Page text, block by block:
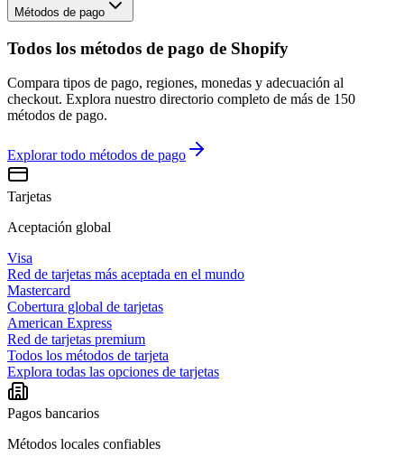
Métodos de pago
Todos los métodos de pago de Shopify
Compara tipos de pago, regiones, monedas y adecuación al
checkout. Explora nuestro directorio completo de más de 150
métodos de pago.
Explorar todo métodos de pago
Tarjetas
Aceptación global
Visa
Red de tarjetas más aceptada en el mundo
Mastercard
Cobertura global de tarjetas
American Express
Red de tarjetas premium
Todos los métodos de tarjeta
Explora todas las opciones de tarjetas
Pagos bancarios
Métodos locales confiables